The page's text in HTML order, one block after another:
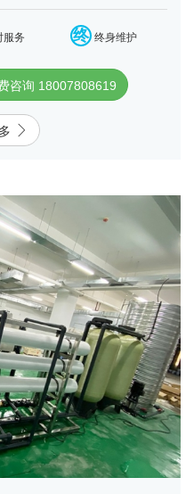
服务 终 终身维护
咨询 18007808619